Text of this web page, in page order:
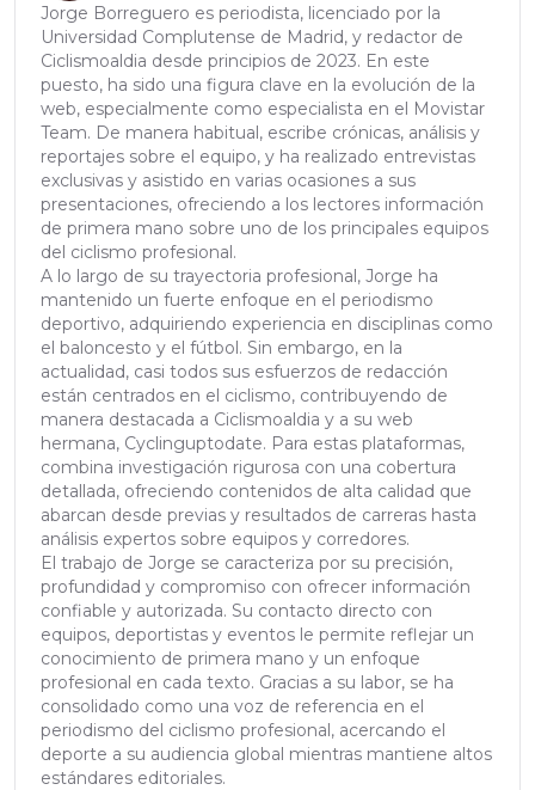
Jorge Borreguero es periodista, licenciado por la
Universidad Complutense de Madrid, y redactor de
Ciclismoaldia desde principios de 2023. En este
puesto, ha sido una figura clave en la evolución de la
web, especialmente como especialista en el Movistar
Team. De manera habitual, escribe crónicas, análisis y
reportajes sobre el equipo, y ha realizado entrevistas
exclusivas y asistido en varias ocasiones a sus
presentaciones, ofreciendo a los lectores información
de primera mano sobre uno de los principales equipos
del ciclismo profesional.
A lo largo de su trayectoria profesional, Jorge ha
mantenido un fuerte enfoque en el periodismo
deportivo, adquiriendo experiencia en disciplinas como
el baloncesto y el fútbol. Sin embargo, en la
actualidad, casi todos sus esfuerzos de redacción
están centrados en el ciclismo, contribuyendo de
manera destacada a Ciclismoaldia y a su web
hermana, Cyclinguptodate. Para estas plataformas,
combina investigación rigurosa con una cobertura
detallada, ofreciendo contenidos de alta calidad que
abarcan desde previas y resultados de carreras hasta
análisis expertos sobre equipos y corredores.
El trabajo de Jorge se caracteriza por su precisión,
profundidad y compromiso con ofrecer información
confiable y autorizada. Su contacto directo con
equipos, deportistas y eventos le permite reflejar un
conocimiento de primera mano y un enfoque
profesional en cada texto. Gracias a su labor, se ha
consolidado como una voz de referencia en el
periodismo del ciclismo profesional, acercando el
deporte a su audiencia global mientras mantiene altos
estándares editoriales.